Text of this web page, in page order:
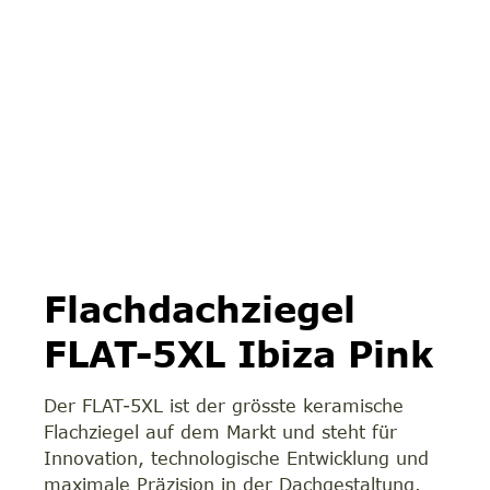
Flachdachziegel
FLAT-5XL Ibiza Pink
Der FLAT-5XL ist der grösste keramische
Flachziegel auf dem Markt und steht für
Innovation, technologische Entwicklung und
maximale Präzision in der Dachgestaltung.